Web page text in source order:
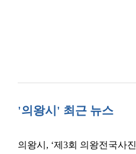
'의왕시' 최근 뉴스
의왕시, ‘제3회 의왕전국사진